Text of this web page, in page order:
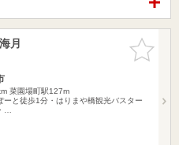
お気に入
りに追加
月
菜園場町駅127m
ーと徒歩1分・はりまや橋観光バスター
…